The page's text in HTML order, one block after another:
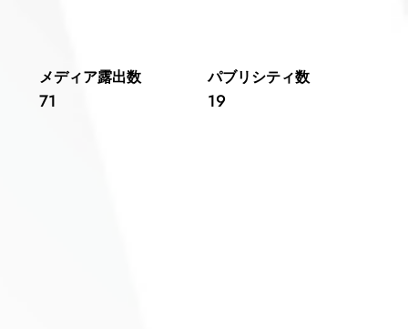
19
パブリシティ数
71
​メディア露出数